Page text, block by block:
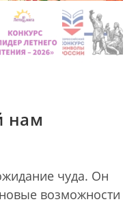
нам
чуда. Он
возможности